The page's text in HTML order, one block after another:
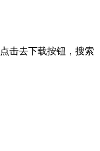
击去下载按钮，搜索